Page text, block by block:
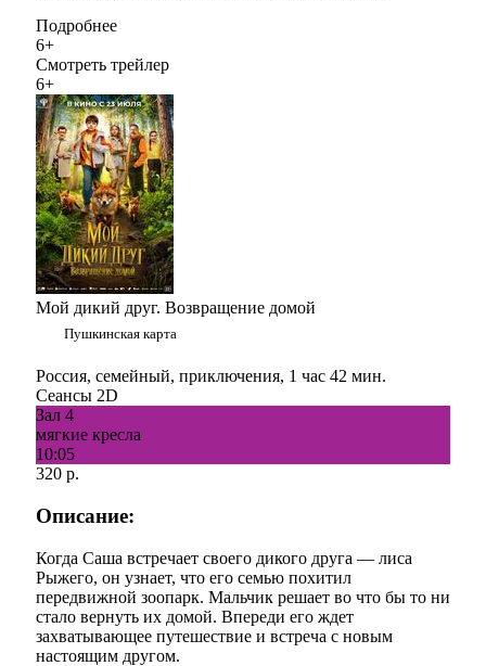
Подробнее
6+
Смотреть трейлер
6+
Мой дикий друг. Возвращение домой
Пушкинская карта
Россия, семейный, приключения, 1 час 42 мин.
Сеансы 2D
Зал 4
мягкие кресла
10:05
320 р.
Описание:
Когда Саша встречает своего дикого друга — лиса
Рыжего, он узнает, что его семью похитил
передвижной зоопарк. Мальчик решает во что бы то ни
стало вернуть их домой. Впереди его ждет
захватывающее путешествие и встреча с новым
настоящим другом.